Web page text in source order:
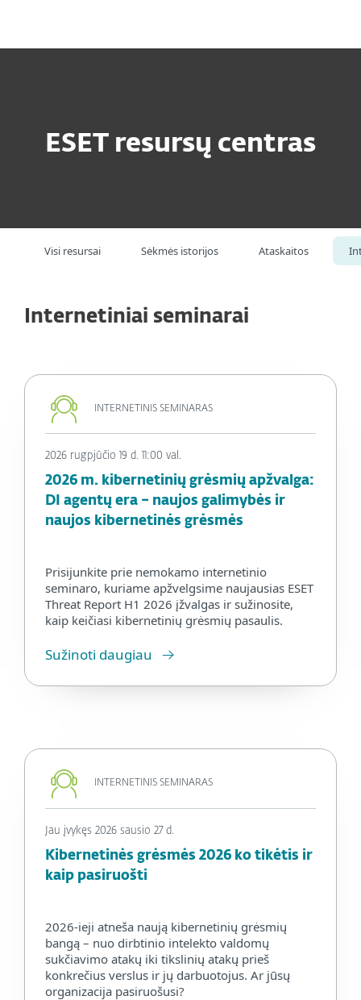
ESET resursų centras
Visi resursai Sėkmės istorijos Ataskaitos
Internetiniai seminarai
INTERNETINIS SEMINARAS
2026 rugpjūčio 19 d. 11:00 val.
2026 m. kibernetinių grėsmių apžvalga:
DI agentų era – naujos galimybės ir
naujos kibernetinės grėsmės
Prisijunkite prie nemokamo internetinio
seminaro, kuriame apžvelgsime naujausias ESET
Threat Report H1 2026 įžvalgas ir sužinosite,
kaip keičiasi kibernetinių grėsmių pasaulis.
Sužinoti daugiau
INTERNETINIS SEMINARAS
Jau įvykęs 2026 sausio 27 d.
Kibernetinės grėsmės 2026 ko tikėtis ir
kaip pasiruošti
2026-ieji atneša naują kibernetinių grėsmių
bangą – nuo dirbtinio intelekto valdomų
sukčiavimo atakų iki tikslinių atakų prieš
konkrečius verslus ir jų darbuotojus. Ar jūsų
organizacija pasiruošusi?